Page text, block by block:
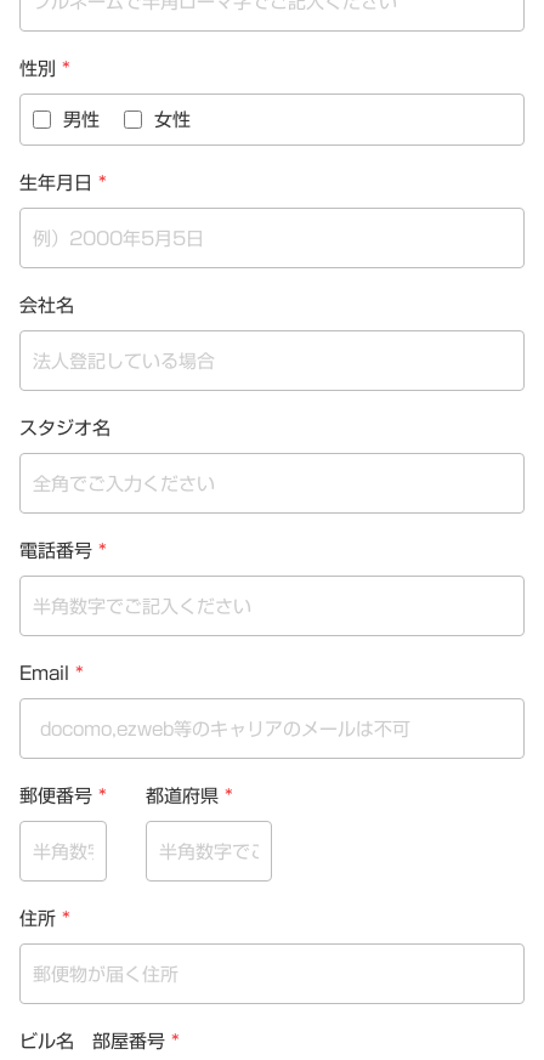
性別 *
男性
女性
生年月日 *
会社名
スタジオ名
電話番号*
Email *
郵便番号* 都道府県*
住所*
ビル名 部屋番号*